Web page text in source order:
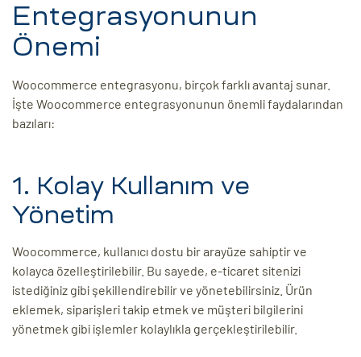
Entegrasyonunun
Önemi
Woocommerce entegrasyonu, birçok farklı avantaj sunar.
İşte Woocommerce entegrasyonunun önemli faydalarından
bazıları:
1. Kolay Kullanım ve
Yönetim
Woocommerce, kullanıcı dostu bir arayüze sahiptir ve
kolayca özelleştirilebilir. Bu sayede, e-ticaret sitenizi
istediğiniz gibi şekillendirebilir ve yönetebilirsiniz. Ürün
eklemek, siparişleri takip etmek ve müşteri bilgilerini
yönetmek gibi işlemler kolaylıkla gerçekleştirilebilir.